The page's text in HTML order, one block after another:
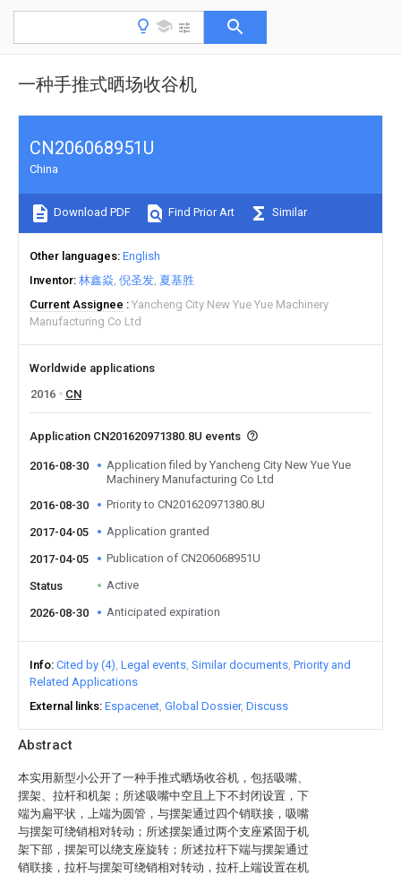
一种手推式晒场收谷机
Abstract
本实用新型小公开了一种手推式晒场收谷机，包括吸嘴、
摆架、拉杆和机架；所述吸嘴中空且上下不封闭设置，下
端为扁平状，上端为圆管，与摆架通过四个销联接，吸嘴
与摆架可绕销相对转动；所述摆架通过两个支座紧固于机
架下部，摆架可以绕支座旋转；所述拉杆下端与摆架通过
销联接，拉杆与摆架可绕销相对转动，拉杆上端设置在机
CN206068951U
China
Download PDF Find Prior Art Similar
Other languages English
Inventor 林鑫焱 倪圣发 夏基胜
Current Assignee
Yancheng City New Yue Yue Machinery
Manufacturing Co Ltd
Worldwide applications
2016
CN
Application CN201620971380.8U events
2016-08-30
Application filed by Yancheng City New Yue Yue
Machinery Manufacturing Co Ltd
2016-08-30
Priority to CN201620971380.8U
2017-04-05 Application granted
2017-04-05 Publication of CN206068951U
Status Active
2026-08-30 Anticipated expiration
Info Cited by (4) Legal events Similar documents Priority and
Related Applications
External links Espacenet Global Dossier Discuss